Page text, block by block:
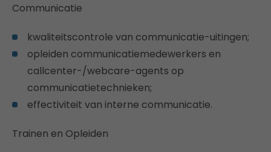
Communicatie
kwaliteitscontrole van communicatie-uitingen;
opleiden communicatiemedewerkers en
callcenter-/webcare-agents op
communicatietechnieken;
effectiviteit van interne communicatie.
Trainen en Opleiden